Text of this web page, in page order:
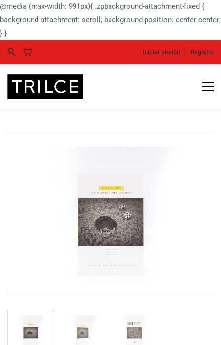
@media (max-width: 991px){ .zpbackground-attachment-fixed {
background-attachment: scroll; background-position: center center;
} }
Iniciar sesión Registro